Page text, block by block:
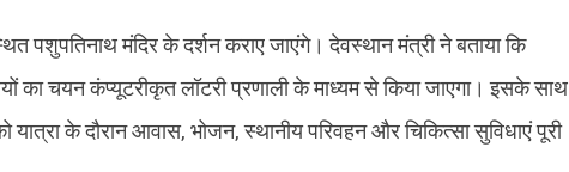
पशुपतिनाथ मंदिर के दर्शन कराए जाएंगे। देवस्थान मंत्री ने बताया कि
का चयन कंप्यूटरीकृत लॉटरी प्रणाली के माध्यम से किया जाएगा। इसके साथ
यात्रा के दौरान आवास, भोजन, स्थानीय परिवहन और चिकित्सा सुविधाएं पूरी